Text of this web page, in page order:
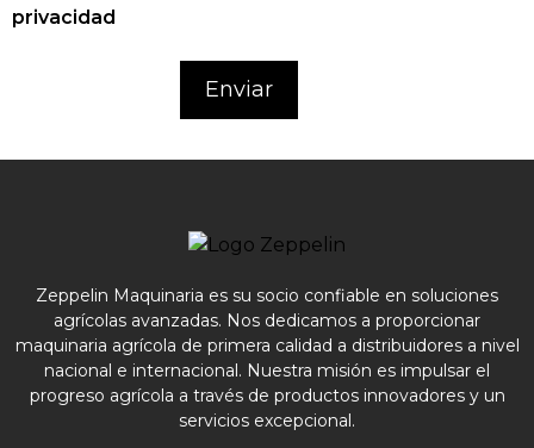
privacidad
Zeppelin Maquinaria es su socio confiable en soluciones
agrícolas avanzadas. Nos dedicamos a proporcionar
maquinaria agrícola de primera calidad a distribuidores a nivel
nacional e internacional. Nuestra misión es impulsar el
progreso agrícola a través de productos innovadores y un
servicios excepcional.